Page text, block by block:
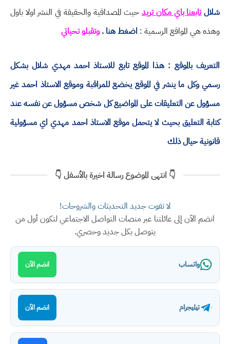
شلالتابعنا باي مكان تريدحيث المصداقية والحقيقة في النشر اولا باول
وهذه هي المواقع الرسمية : اضغط هنا .وتقبلو تحياتي
التعريف بالموقع : هذا الموقع تابع للاستاذ احمد مهدي شلال بشكل
رسمي وكل ما ينشر في الموقع يخضع للمراقبة وموقع الاستاذ احمد غير
مسؤول عن التعليقات على المواضيع كل شخص مسؤول عن نفسه عند
كتابة التعليق بحيث لا يتحمل موقع الاستاذ احمد مهدي اي مسؤولية
قانونية حيال ذلك
👇 انتهى الموضوع رسالة اخيرة بالأسفل 👇
لا تفوت جديد التحديثات والشروحات!
انضم الآن إلى عائلتنا عبر منصات التواصل الاجتماعي لتكون أول من
يتوصل بكل جديد وحصري.
واتساب انضم الآن
تيليجرام انضم الآن